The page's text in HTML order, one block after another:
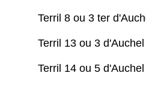
Terril 8 ou 3 ter
Terril 13 ou 3
Terril 14 ou 5 d'Auchel